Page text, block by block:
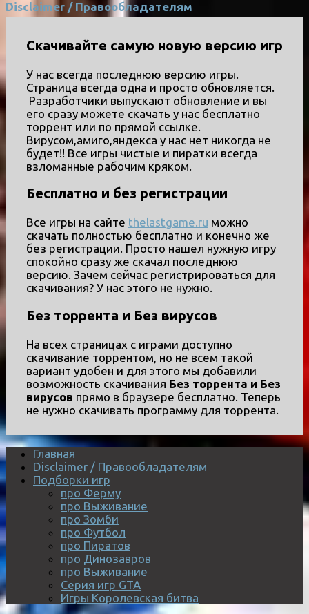
Disclaimer / Правообладателям
Скачивайте самую новую версию игр
У нас всегда последнюю версию игры.
Страница всегда одна и просто обновляется.
Разработчики выпускают обновление и вы
его сразу можете скачать у нас бесплатно
торрент или по прямой ссылке.
Вирусом,амиго,яндекса у нас нет никогда не
будет!! Все игры чистые и пиратки всегда
взломанные рабочим кряком.
Бесплатно и без регистрации
Все игры на сайте thelastgame.ru можно
скачать полностью бесплатно и конечно же
без регистрации. Просто нашел нужную игру
спокойно сразу же скачал последнюю
версию. Зачем сейчас регистрироваться для
скачивания? У нас этого не нужно.
Без торрента и Без вирусов
На всех страницах с играми доступно
скачивание торрентом, но не всем такой
вариант удобен и для этого мы добавили
возможность скачивания Без торрента и Без
вирусов прямо в браузере бесплатно. Теперь
не нужно скачивать программу для торрента.
Главная
Disclaimer / Правообладателям
Подборки игр
про Ферму
про Выживание
про Зомби
про Футбол
про Пиратов
про Динозавров
про Выживание
Серия игр GTA
Игры Королевская битва